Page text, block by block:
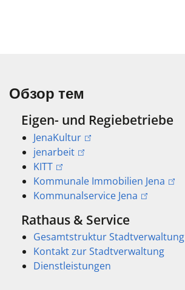
Обзор тем
Eigen- und Regiebetriebe
JenaKultur
jenarbeit
KITT
Kommunale Immobilien Jena
Kommunalservice Jena
Rathaus & Service
Gesamtstruktur Stadtverwaltung
Kontakt zur Stadtverwaltung
Dienstleistungen